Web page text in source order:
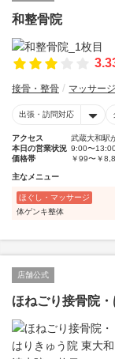
和整骨院
接骨・整骨 マッサージ
出張・訪問対応
アクセス
武蔵大和駅
本日の営業状況 9:00〜
価格帯
￥99〜￥
主なメニュー
ほぐし・マッサージ
体ゲンキ整体
店舗公式
ほねごり接骨院